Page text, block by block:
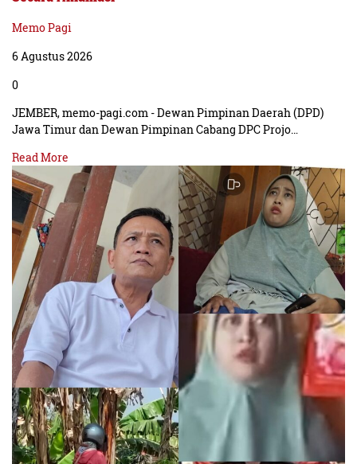
Memo Pagi
6 Agustus 2026
0
JEMBER, memo-pagi.com - Dewan Pimpinan Daerah (DPD)
Jawa Timur dan Dewan Pimpinan Cabang DPC Projo…
Read More